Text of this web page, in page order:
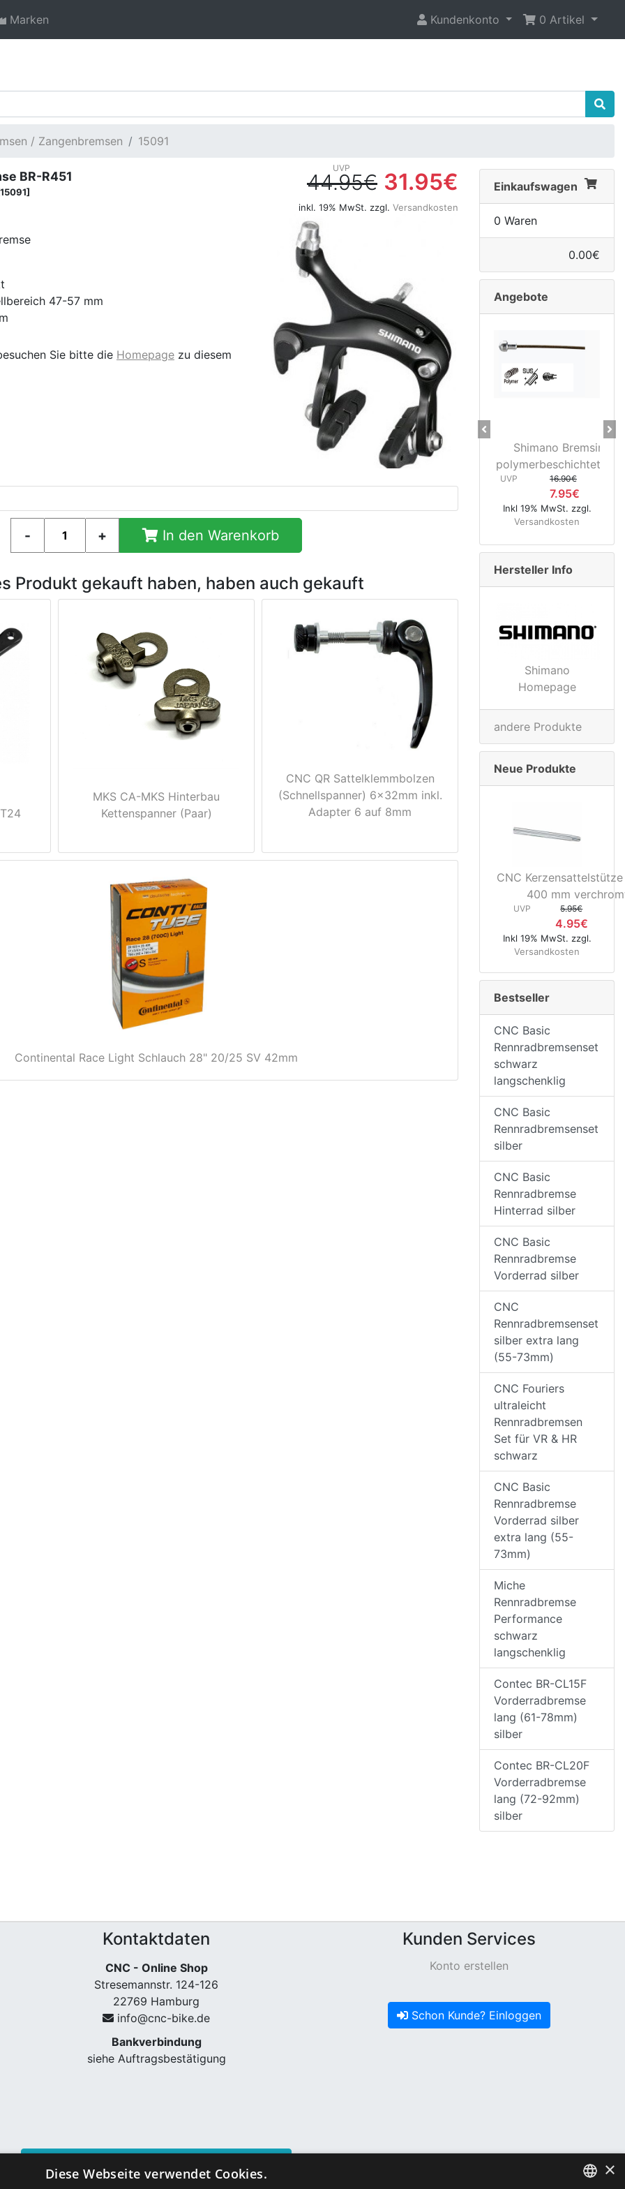
Marken Kundenkonto 0 Artikel
/ Zangenbremsen 15091
BR-R451
44.95€ 31.95€
inkl. 19% MwSt. zzgl. Versandkosten
47-57 mm
Sie bitte die Homepage zu diesem
In den Warenkorb
Produkt gekauft haben, haben auch gekauft
MKS CA-MKS Hinterbau
Kettenspanner (Paar)
CNC QR Sattelklemmbolzen
(Schnellspanner) 6x32mm inkl.
Adapter 6 auf 8mm
Continental Race Light Schlauch 28" 20/25 SV 42mm
Einkaufswagen
0 Waren
0.00€
Angebote
Shimano Bremsinnenzug
polymerbeschichtet Rennrad
16.90€
Inkl 19% MwSt. zzgl.
Versandkosten
28"
3D37
UVP
Inkl 19%
Previous
Hersteller Info
Shimano
Homepage
andere Produkte
Neue Produkte
CNC
400 mm
UVP 5.95€
4.95€
Inkl 19% MwSt. zzgl.
Versandkosten
Bestseller
CNC Basic
Rennradbremsenset
schwarz
langschenklig
CNC Basic
Rennradbremsenset
silber
CNC Basic
Rennradbremse
Hinterrad silber
CNC Basic
Rennradbremse
Vorderrad silber
CNC
Rennradbremsenset
silber extra lang
(55-73mm)
CNC Fouriers
ultraleicht
Rennradbremsen
Set für VR & HR
schwarz
CNC Basic
Rennradbremse
Vorderrad silber
extra lang (55-
73mm)
Miche
Rennradbremse
Performance
schwarz
langschenklig
Contec BR-CL15F
Vorderradbremse
lang (61-78mm)
silber
Contec BR-CL20F
Vorderradbremse
lang (72-92mm)
silber
Kontaktdaten
CNC - Online Shop
Stresemannstr. 124-126
22769 Hamburg
info@cnc-bike.de
Bankverbindung
siehe Auftragsbestätigung
Kunden Services
Konto erstellen
Schon Kunde? Einloggen
×
Diese Webseite verwendet Cookies.